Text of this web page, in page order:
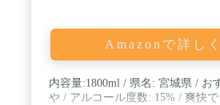
Amazonで詳し
内容量:1800ml / 県名: 宮城県 / お
や / アルコール度数: 15% / 爽快